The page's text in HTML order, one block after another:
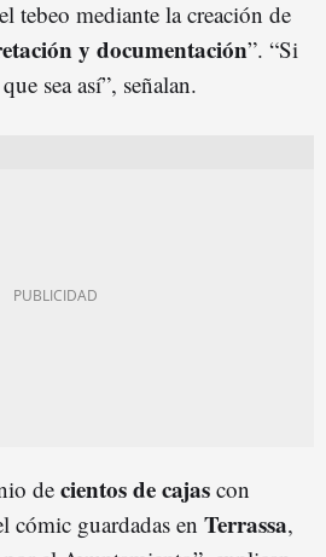
tebeo mediante la creación de
y documentación”. “Si
sea así”, señalan.
de cientos de cajas con
cómic guardadas en Terrassa,